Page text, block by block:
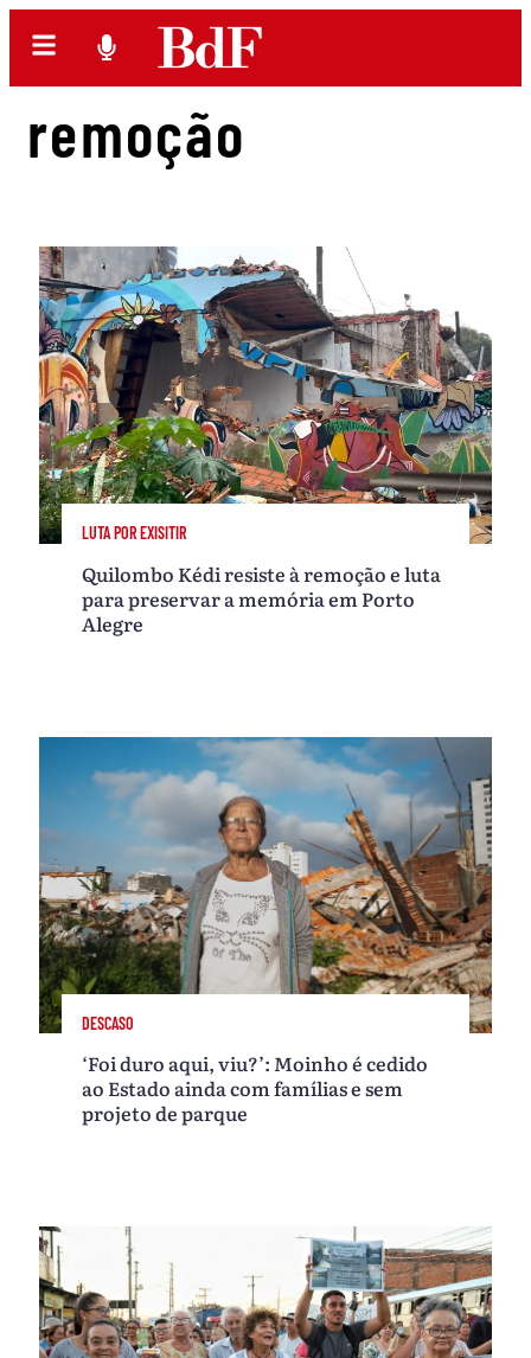
remoção
LUTA POR EXISITIR
Quilombo Kédi resiste à remoção e luta
para preservar a memória em Porto
Alegre
DESCASO
‘Foi duro aqui, viu?’: Moinho é cedido
ao Estado ainda com famílias e sem
projeto de parque